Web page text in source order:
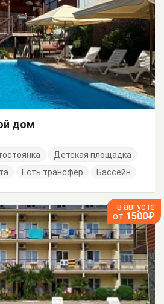
дом
Детская площадка
Есть трансфер Бассейн
в августе
от 1500₽